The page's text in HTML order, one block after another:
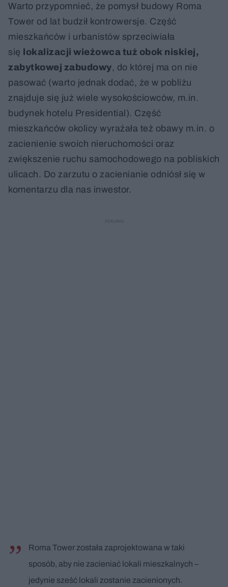
Warto przypomnieć, że pomysł budowy Roma
Tower od lat budził kontrowersje. Część
mieszkańców i urbanistów sprzeciwiała
się lokalizacji wieżowca tuż obok niskiej,
zabytkowej zabudowy, do której ma on nie
pasować (warto jednak dodać, że w pobliżu
znajduje się już wiele wysokościowców, m.in.
budynek hotelu Presidential). Część
mieszkańców okolicy wyrażała też obawy m.in. o
zacienienie swoich nieruchomości oraz
zwiększenie ruchu samochodowego na pobliskich
ulicach. Do zarzutu o zacienianie odniósł się w
komentarzu dla nas inwestor.
Roma Tower została zaprojektowana w taki
sposób, aby nie zacieniać lokali mieszkalnych –
jedynie sześć lokali zostanie zacienionych.